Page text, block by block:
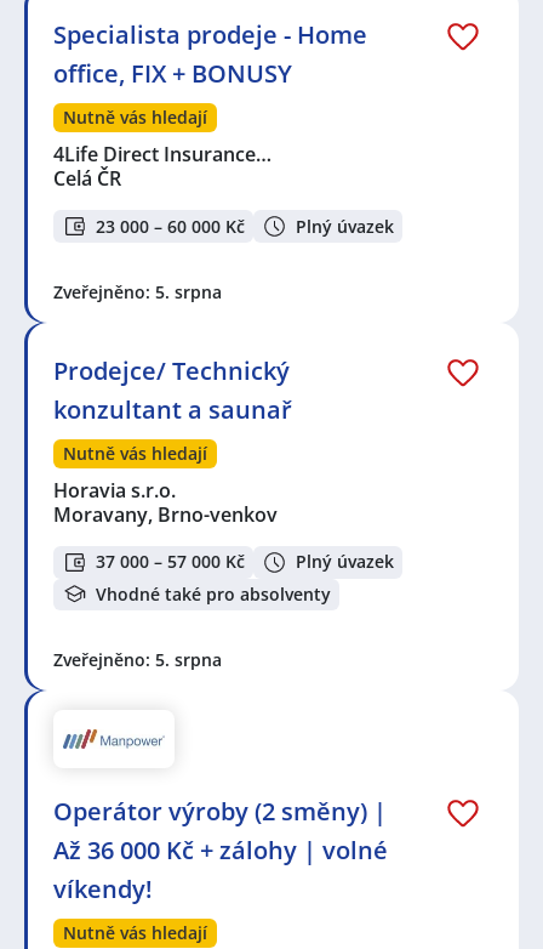
Specialista prodeje - Home
office, FIX + BONUSY
Nutně vás hledají
4Life Direct Insurance…
Celá ČR
23 000 – 60 000 Kč Plný úvazek
Zveřejněno: 5. srpna
Prodejce/ Technický
konzultant a saunař
Nutně vás hledají
Horavia s.r.o.
Moravany, Brno-venkov
37 000 – 57 000 Kč
Plný úvazek
Vhodné také pro absolventy
Zveřejněno: 5. srpna
Operátor výroby (2 směny) |
Až 36 000 Kč + zálohy | volné
víkendy!
Nutně vás hledají